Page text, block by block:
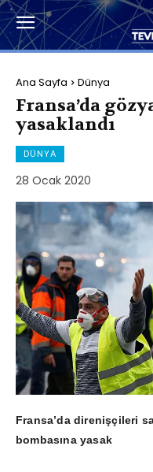
Ana Sayfa Dünya
Fransa’da
yasaklandı
DÜNYA
28 Ocak 2020
Fransa’da direnişçileri
bombasına yasak